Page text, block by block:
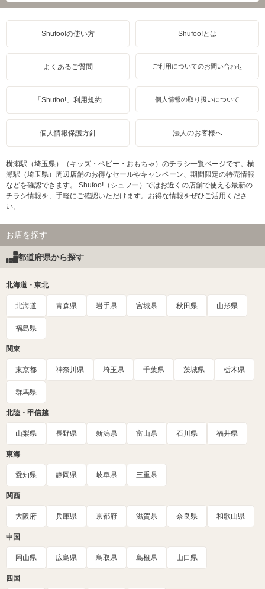
Shufoo!の使い方 Shufoo!とは
よくあるご質問 ご利用についてのお問い合わせ
「Shufoo!」利用規約 個人情報の取り扱いについて
個人情報保護方針 法人のお客様へ
横瀬駅（埼玉県）（キッズ・ベビー・おもちゃ）のチラシ一覧ページです。横
瀬駅（埼玉県）周辺店舗のお得なセールやキャンペーン、期間限定の特売情報
などを確認できます。 Shufoo!（シュフー）ではお近くの店舗で使える最新の
チラシ情報を、手軽にご確認いただけます。お得な情報をぜひご活用くださ
い。
お店を探す
都道府県から探す
北海道・東北
北海道 青森県 岩手県 宮城県 秋田県 山形県
福島県
関東
東京都 神奈川県 埼玉県 千葉県 茨城県 栃木県
群馬県
北陸・甲信越
山梨県 長野県 新潟県 富山県 石川県 福井県
東海
愛知県 静岡県 岐阜県 三重県
関西
大阪府 兵庫県 京都府 滋賀県 奈良県 和歌山県
中国
岡山県 広島県 鳥取県 島根県 山口県
四国